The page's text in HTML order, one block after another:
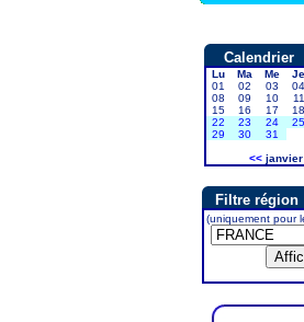
Calendrier
Lu Ma Me Je
01
02 03 04
08
09 10 11
15
16 17 18
22
23 24 25
29
30
31
<<janvier
Filtre région
(uniquement pour